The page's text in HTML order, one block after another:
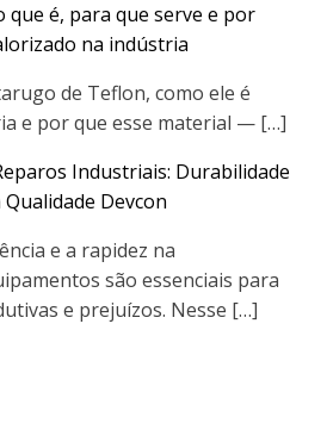
que é, para que serve e por
na indústria
de Teflon, como ele é
e por que esse material — […]
Industriais: Durabilidade
Devcon
e a rapidez na
são essenciais para
e prejuízos. Nesse […]